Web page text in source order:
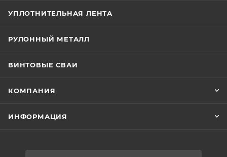
УПЛОТНИТЕЛЬНАЯ ЛЕНТА
РУЛОННЫЙ МЕТАЛЛ
ВИНТОВЫЕ СВАИ
КОМПАНИЯ
ИНФОРМАЦИЯ